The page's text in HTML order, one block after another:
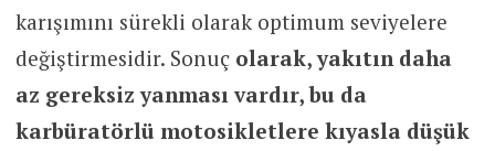
karışımını sürekli olarak optimum seviyelere
değiştirmesidir. Sonuç olarak, yakıtın daha
az gereksiz yanması vardır, bu da
karbüratörlü motosikletlere kıyasla düşük